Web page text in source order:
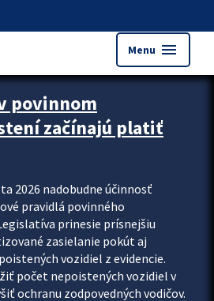
Menu menu
povinnom
začínajú platiť
2026 nadobudne účinnosť
pravidlá povinného
prinesie prísnejšiu
zasielanie pokút aj
vozidiel z evidencie.
počet nepoistených vozidiel v
ochranu zodpovedných vodičov.